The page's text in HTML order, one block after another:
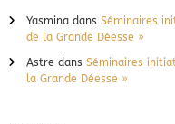
Yasminadans Séminaires
de la Grande Déesse »
Astre dans Séminaires
la Grande Déesse »